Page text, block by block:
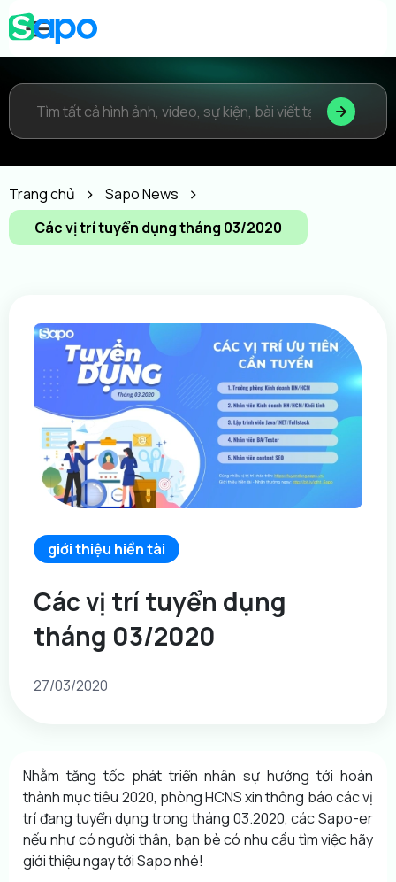
Trang chủ
Sapo News
Các vị trí tuyển dụng tháng 03/2020
giới thiệu hiền tài
Các vị trí tuyển dụng
tháng 03/2020
27/03/2020
Nhằm tăng tốc phát triển nhân sự hướng tới hoàn
thành mục tiêu 2020, phòng HCNS xin thông báo các vị
trí đang tuyển dụng trong tháng 03.2020, các Sapo-er
nếu như có người thân, bạn bè có nhu cầu tìm việc hãy
giới thiệu ngay tới Sapo nhé!